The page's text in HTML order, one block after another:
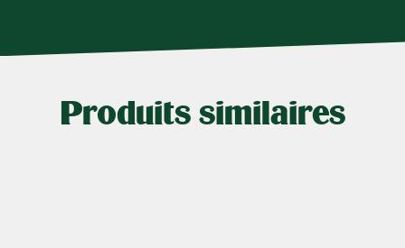
Produits similaires